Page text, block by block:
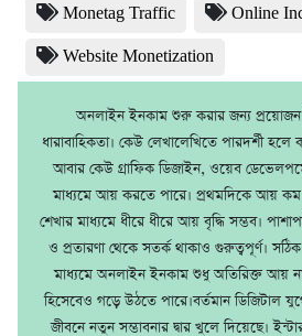
Monetag Traffic Online
Website Monetization
অনলাইন ইনকাম শুরু করার জন্য প্রয়োজন
ধারাবাহিকতা। কেউ লেখালেখিতে পারদর্শী
আবার কেউ গ্রাফিক ডিজাইন, ওয়েব
মাধ্যমে আয় করতে পারে। প্রথমদিকে আয়
শেখার মাধ্যমে ধীরে ধীরে আয় বৃদ্ধি সম্ভব।
ও প্রতারণা থেকে সতর্ক থাকাও গুরুত্বপূর্ণ।
মাধ্যমে অনলাইন ইনকাম শুধু অতিরিক্ত আয়
হিসেবেও গড়ে উঠতে পারে।বর্তমান ডিজিটাল
জীবনে নতুন সম্ভাবনার দ্বার খুলে দিয়েছে।